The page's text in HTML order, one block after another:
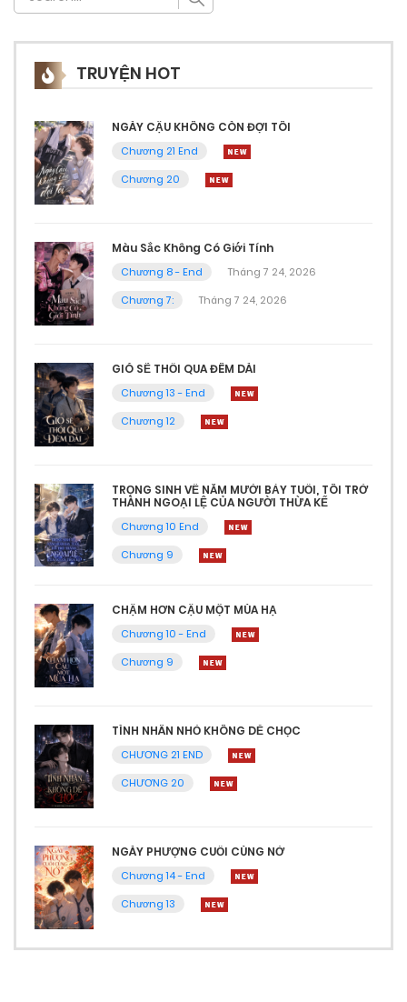
TRUYỆN HOT
NGÀY CẬU KHÔNG CÒN ĐỢI TÔI
Chương 21 End
Chương 20
Màu Sắc Không Có Giới Tính
Chương 8 - End
Tháng 7 24, 2026
Chương 7:
Tháng 7 24, 2026
GIÓ SẼ THỔI QUA ĐÊM DÀI
Chương 13 - End
Chương 12
TRỌNG SINH VỀ NĂM MƯỜI BẢY TUỔI, TÔI TRỞ
THÀNH NGOẠI LỆ CỦA NGƯỜI THỪA KẾ
Chương 10 End
Chương 9
CHẬM HƠN CẬU MỘT MÙA HẠ
Chương 10 - End
Chương 9
TÌNH NHÂN NHỎ KHÔNG DỄ CHỌC
CHƯƠNG 21 END
CHƯƠNG 20
NGÀY PHƯỢNG CUỐI CÙNG NỞ
Chương 14 - End
Chương 13